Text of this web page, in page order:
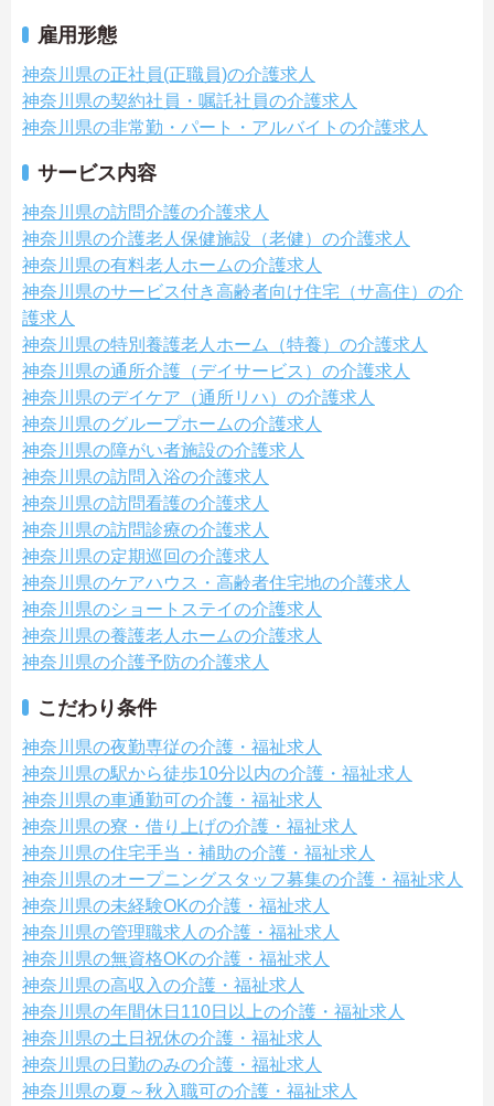
雇用形態
神奈川県の正社員(正職員)の介護求人
神奈川県の契約社員・嘱託社員の介護求人
神奈川県の非常勤・パート・アルバイトの介護求人
サービス内容
神奈川県の訪問介護の介護求人
神奈川県の介護老人保健施設（老健）の介護求人
神奈川県の有料老人ホームの介護求人
神奈川県のサービス付き高齢者向け住宅（サ高住）の介
護求人
神奈川県の特別養護老人ホーム（特養）の介護求人
神奈川県の通所介護（デイサービス）の介護求人
神奈川県のデイケア（通所リハ）の介護求人
神奈川県のグループホームの介護求人
神奈川県の障がい者施設の介護求人
神奈川県の訪問入浴の介護求人
神奈川県の訪問看護の介護求人
神奈川県の訪問診療の介護求人
神奈川県の定期巡回の介護求人
神奈川県のケアハウス・高齢者住宅地の介護求人
神奈川県のショートステイの介護求人
神奈川県の養護老人ホームの介護求人
神奈川県の介護予防の介護求人
こだわり条件
神奈川県の夜勤専従の介護・福祉求人
神奈川県の駅から徒歩10分以内の介護・福祉求人
神奈川県の車通勤可の介護・福祉求人
神奈川県の寮・借り上げの介護・福祉求人
神奈川県の住宅手当・補助の介護・福祉求人
神奈川県のオープニングスタッフ募集の介護・福祉求人
神奈川県の未経験OKの介護・福祉求人
神奈川県の管理職求人の介護・福祉求人
神奈川県の無資格OKの介護・福祉求人
神奈川県の高収入の介護・福祉求人
神奈川県の年間休日110日以上の介護・福祉求人
神奈川県の土日祝休の介護・福祉求人
神奈川県の日勤のみの介護・福祉求人
神奈川県の夏～秋入職可の介護・福祉求人